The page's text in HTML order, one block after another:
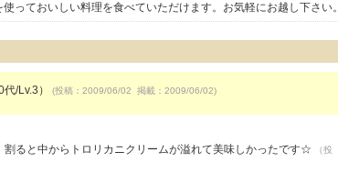
っておいしい料理を食べていただけます。お気軽にお越し下さい。
/Lv.3） (投稿：2009/06/02 掲載：2009/06/02)
ると中からトロリカニクリームが溢れて美味しかったです☆
（投